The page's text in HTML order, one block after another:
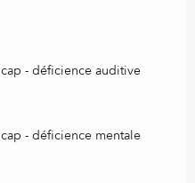
- déficience auditive
- déficience mentale